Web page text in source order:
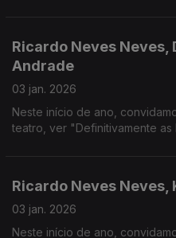
Ricardo Neves Neves,
Andrade
03 jan. 2026
Neste início de ano,
teatro, ver "Definitivamente as
Ricardo Neves Neves,
03 jan. 2026
Neste início de ano,